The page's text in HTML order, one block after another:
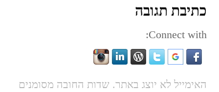
כתיבת תגובה
Connect with:
האימייל לא יוצג באתר. שדות החובה מסומנים